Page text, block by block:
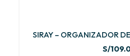
SIRAY – ORGANIZADOR
S/